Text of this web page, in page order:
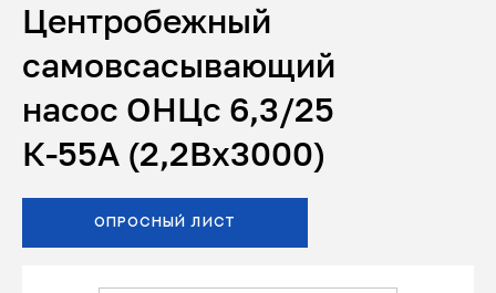
Центробежный
самовсасывающий
насос ОНЦс 6,3/25
К-55А (2,2Вх3000)
ОПРОСНЫЙ ЛИСТ